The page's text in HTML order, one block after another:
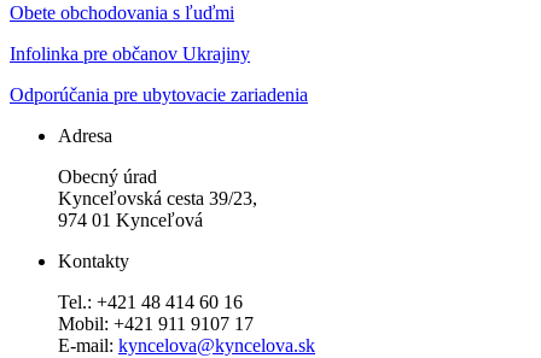
Obete obchodovania s ľuďmi
Infolinka pre občanov Ukrajiny
Odporúčania pre ubytovacie zariadenia
Adresa
Obecný úrad
Kynceľovská cesta 39/23,
974 01 Kynceľová
Kontakty
Tel.: +421 48 414 60 16
Mobil: +421 911 9107 17
E-mail: kyncelova@kyncelova.sk